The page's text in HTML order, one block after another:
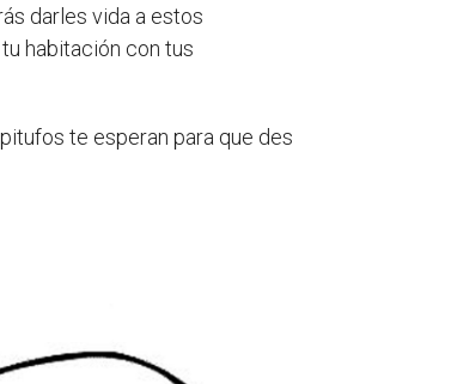
darles vida a estos
habitación con tus
te esperan para que des